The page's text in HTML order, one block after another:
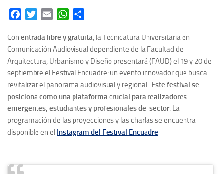
FacebookTwitterEmail WhatsApp
Con entrada libre y gratuita , la Tecnicatura Universitaria en
Comunicación Audiovisual dependiente de la Facultad de
Arquitectura, Urbanismo y Diseño presentará (FAUD) el 19 y 20 de
septiembre el Festival Encuadre: un evento innovador que busca
revitalizar el panorama audiovisual y regional. Este festival se
posiciona como una plataforma crucial para realizadores
emergentes, estudiantes y profesionales del sector. La
programación de las proyecciones y las charlas se encuentra
disponible en el Instagram del Festival Encuadre